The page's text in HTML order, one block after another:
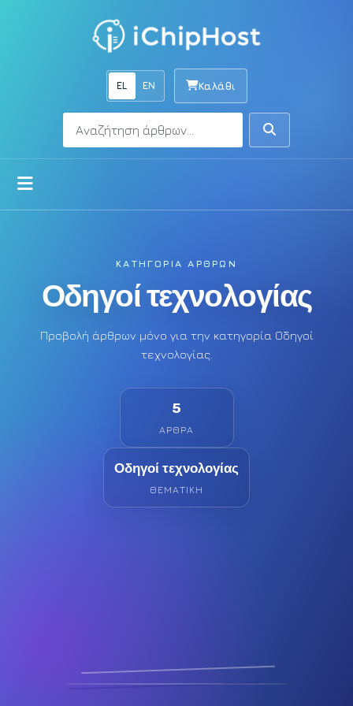
EL EN Καλάθι
Αναζήτηση
Αναζήτηση
Άνοιγμα μενού
ΚΑΤΗΓΟΡΊΑ ΆΡΘΡΩΝ
Οδηγοί τεχνολογίας
Προβολή άρθρων μόνο για την κατηγορία Οδηγοί
τεχνολογίας.
5
ΆΡΘΡΑ
Οδηγοί τεχνολογίας
ΘΕΜΑΤΙΚΉ